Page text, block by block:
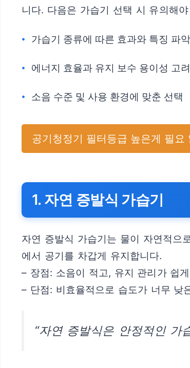
니다. 다음은 가습기 선택 시 유의해
가습기 종류에 따른 효과와 특징 파
에너지 효율과 유지 보수 용이성 고려
소음 수준 및 사용 환경에 맞춘 선택
공기청정기 필터등급 높은게 필요
1. 자연 증발식 가습기
자연 증발식 가습기는 물이 자연적으
에서 공기를 차갑게 유지합니다.
– 장점: 소음이 적고, 유지 관리가 쉽
– 단점: 비효율적으로 습도가 너무 낮
“자연 증발식은 안정적인 가